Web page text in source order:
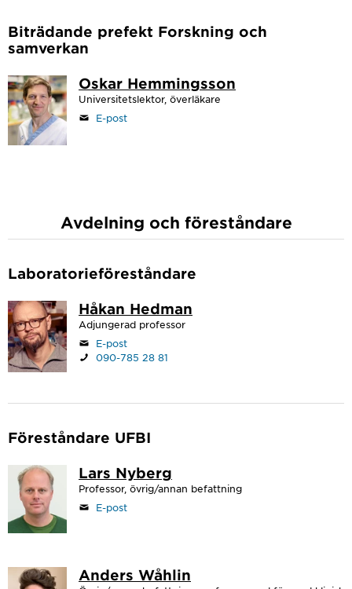
Biträdande prefekt Forskning och
samverkan
Oskar Hemmingsson
Universitetslektor, överläkare
E-post
Avdelning och föreståndare
Laboratorieföreståndare
Håkan Hedman
Adjungerad professor
E-post
090-785 28 81
Föreståndare UFBI
Lars Nyberg
Professor, övrig/annan befattning
E-post
Anders Wåhlin